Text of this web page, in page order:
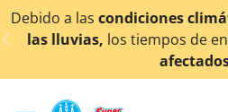
< div class="carousel-inner">
ocasionadas por
entregapodrían verse